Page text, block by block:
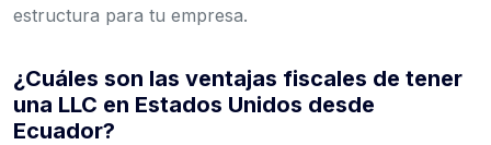
estructura para tu empresa.
¿Cuáles son las ventajas fiscales de tener
una LLC en Estados Unidos desde
Ecuador?